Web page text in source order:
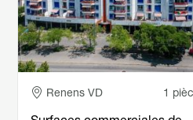
Adresse
Renens VD 1